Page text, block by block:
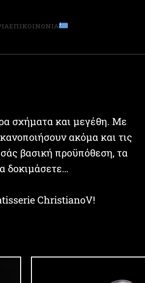
ΕΠΙΚΟΙΝΩΝΙΑ
σχήματα και μεγέθη. Με
ακόμα και τις
βασική προϋπόθεση, τα
δοκιμάσετε…
ChristianoV!